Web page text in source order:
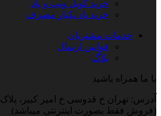
خرید کویل ویپ و پاد
خرید پاد یکبار مصرف
خدمات مشتریان
قوانین ارسال
بلاگ
با ما همراه باشید
آدرس: تهران خ قدوسی خ امیر کبیر، پلاک 256 واحد6
(فروش فقط بصورت اینترنتی میباشد)